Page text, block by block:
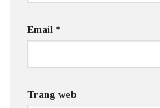
Email *
Trang web